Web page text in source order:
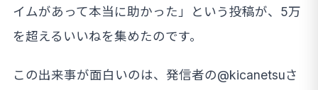
イムがあって本当に助かった」という投稿が、5万
を超えるいいねを集めたのです。
この出来事が面白いのは、発信者の@kicanetsuさ